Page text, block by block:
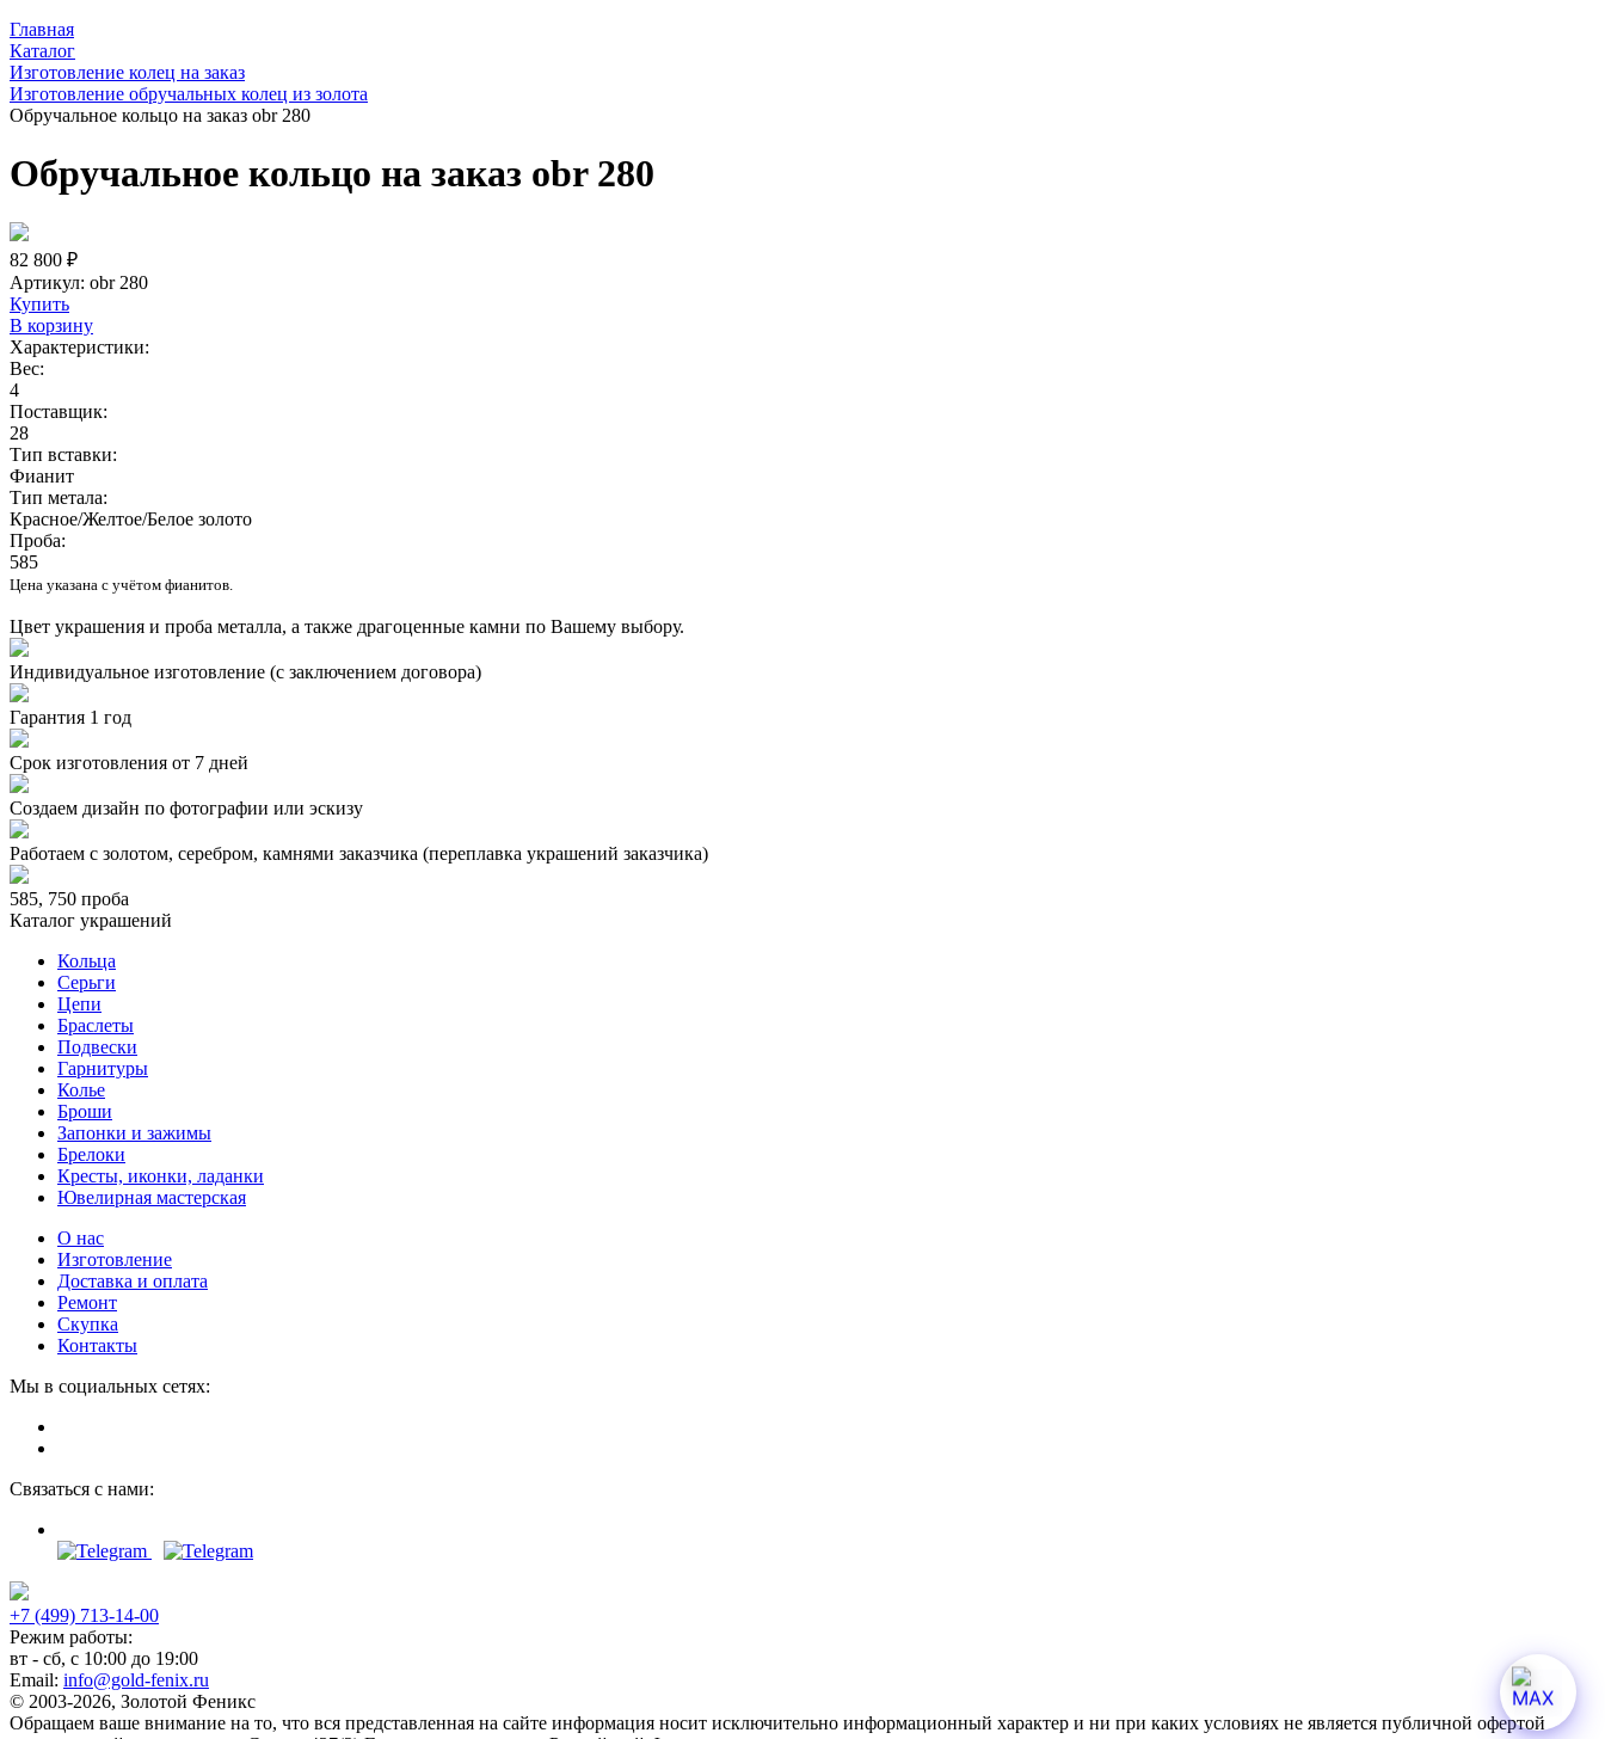
Главная
Каталог
Изготовление колец на заказ
Изготовление обручальных колец из золота
Обручальное кольцо на заказ obr 280
Обручальное кольцо на заказ obr 280
82 800 ₽
Артикул: obr 280
Купить
В корзину
Характеристики:
Вес:
4
Поставщик:
28
Тип вставки:
Фианит
Тип метала:
Красное/Желтое/Белое золото
Проба:
585
Цена указана с учётом фианитов.
Цвет украшения и проба металла, а также драгоценные камни по Вашему выбору.
Индивидуальное изготовление (с заключением договора)
Гарантия 1 год
Срок изготовления от 7 дней
Создаем дизайн по фотографии или эскизу
Работаем с золотом, серебром, камнями заказчика (переплавка украшений заказчика)
585, 750 проба
Каталог украшений
Кольца
Серьги
Цепи
Браслеты
Подвески
Гарнитуры
Колье
Броши
Запонки и зажимы
Брелоки
Кресты, иконки, ладанки
Ювелирная мастерская
О нас
Изготовление
Доставка и оплата
Ремонт
Скупка
Контакты
Мы в социальных сетях:
Связаться с нами:
+7 (499) 713-14-00
Режим работы:
вт - сб, с 10:00 до 19:00
Email: info@gold-fenix.ru
© 2003-2026, Золотой Феникс
Обращаем ваше внимание на то, что вся представленная на сайте информация носит исключительно информационный характер и ни при каких условиях не является публичной офертой